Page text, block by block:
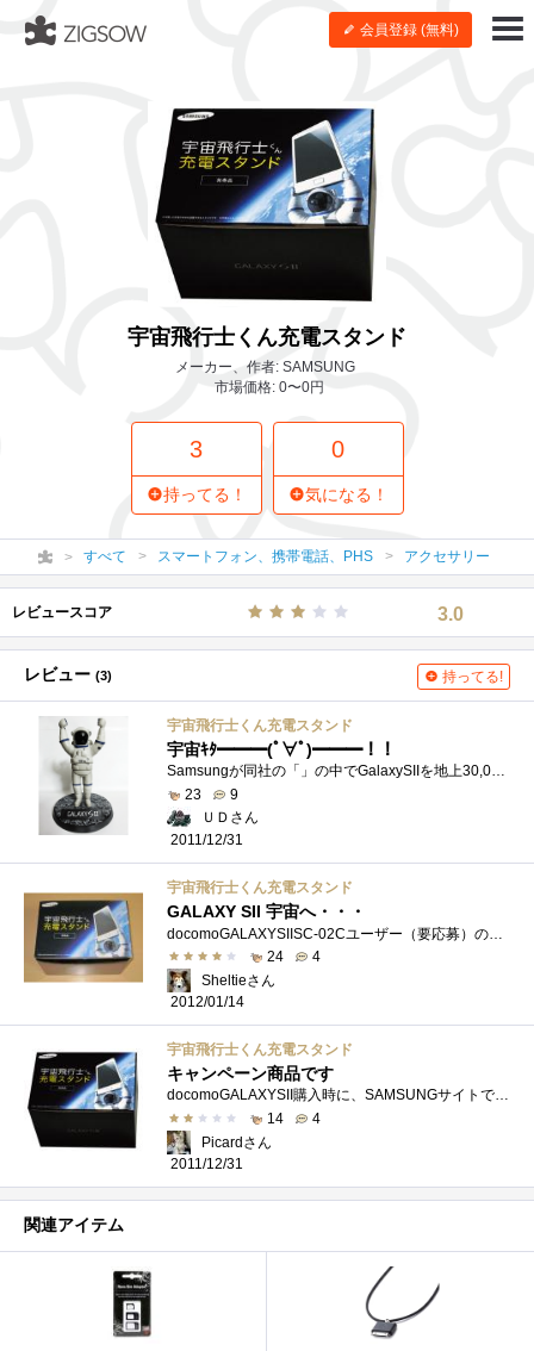
会員登録 (無料)
宇宙飛行士くん充電スタンド
メーカー、作者: SAMSUNG
市場価格: 0〜0円
3
持ってる！
0
気になる！
すべて スマートフォン、携帯電話、PHS アクセサリー
レビュースコア 3.0
レビュー (3) 持ってる!
宇宙飛行士くん充電スタンド
宇宙ｷﾀ━━━(ﾟ∀ﾟ)━━━！！
Samsungが同社の「」の中でGalaxySIIを地上30,000mまで運んだ”宇宙飛行士くん”を充電スタンドにして抽選で50,000名にプレゼントするキャンペーンを実...
23
9
ＵＤさん
2011/12/31
宇宙飛行士くん充電スタンド
GALAXY SII 宇宙へ・・・
24
4
Sheltieさん
2012/01/14
宇宙飛行士くん充電スタンド
キャンペーン商品です
docomoGALAXYSII購入時に、SAMSUNGサイトで応募しました。11/10に当選のメールを頂いたのですが、メールに、"なお、賞品の発送につきましては、11月...
14
4
Picardさん
2011/12/31
関連アイテム